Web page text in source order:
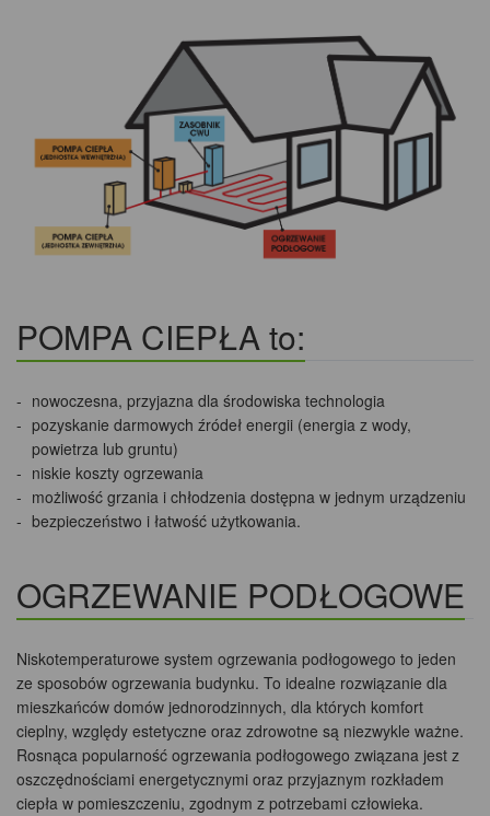
POMPA CIEPŁA to:
nowoczesna, przyjazna dla środowiska technologia
pozyskanie darmowych źródeł energii (energia z wody,
powietrza lub gruntu)
niskie koszty ogrzewania
możliwość grzania i chłodzenia dostępna w jednym urządzeniu
bezpieczeństwo i łatwość użytkowania.
OGRZEWANIE PODŁOGOWE
Niskotemperaturowe system ogrzewania podłogowego to jeden
ze sposobów ogrzewania budynku. To idealne rozwiązanie dla
mieszkańców domów jednorodzinnych, dla których komfort
cieplny, względy estetyczne oraz zdrowotne są niezwykle ważne.
Rosnąca popularność ogrzewania podłogowego związana jest z
oszczędnościami energetycznymi oraz przyjaznym rozkładem
ciepła w pomieszczeniu, zgodnym z potrzebami człowieka.